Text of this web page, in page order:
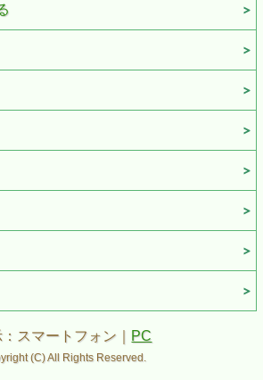
スマートフォン｜ PC
(C) All Rights Reserved.